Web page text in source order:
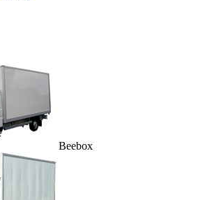
Beebox